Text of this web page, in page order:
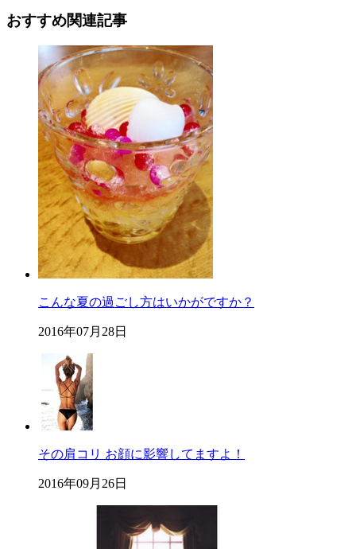
おすすめ関連記事
こんな夏の過ごし方はいかがですか？
2016年07月28日
その肩コリ お顔に影響してますよ！
2016年09月26日